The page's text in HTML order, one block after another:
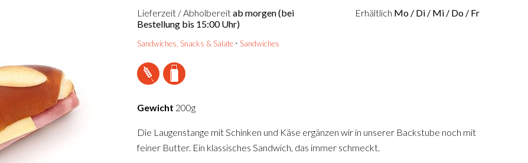
Lieferzeit / Abholbereitab morgen (bei
Bestellung bis 15:00 Uhr)
Erhältlich Mo / Di / Mi / Do / Fr
Sandwiches, Snacks & Salate Sandwiches
Gewicht 200g
Die Laugenstange mit Schinken und Käse ergänzen wir in unserer Backstube noch mit
feiner Butter. Ein klassisches Sandwich, das immer schmeckt.